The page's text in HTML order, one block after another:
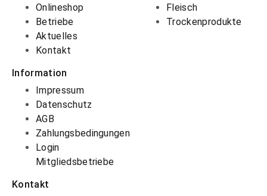
Onlineshop
Betriebe
Aktuelles
Kontakt
Fleisch
Trockenprodukte
Information
Impressum
Datenschutz
AGB
Zahlungsbedingungen
Login
Mitgliedsbetriebe
Kontakt